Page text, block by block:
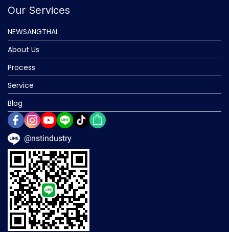
Our Services
NEWSANGTHAI
About Us
Process
Service
Blog
@nstindustry